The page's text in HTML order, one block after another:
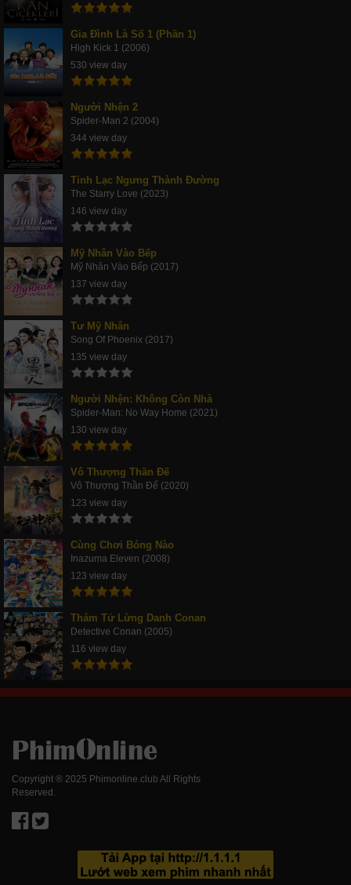
Gia Đình Là Số 1 (Phần 1)
High Kick 1 (2006)
530 view day
Người Nhện 2
Spider-Man 2 (2004)
344 view day
Tinh Lạc Ngưng Thành Đường
The Starry Love (2023)
146 view day
Mỹ Nhân Vào Bếp
Mỹ Nhân Vào Bếp (2017)
137 view day
Tư Mỹ Nhân
Song Of Phoenix (2017)
135 view day
Người Nhện: Không Còn Nhà
Spider-Man: No Way Home (2021)
130 view day
Vô Thượng Thần Đế
Vô Thượng Thần Đế (2020)
123 view day
Cùng Chơi Bóng Nào
Inazuma Eleven (2008)
123 view day
Thám Tử Lừng Danh Conan
Detective Conan (2005)
116 view day
Copyright ® 2025 Phimonline.club All Rights
Reserved.